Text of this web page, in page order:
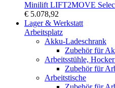
Minilift LIFT2MOVE
€ 5.078,92
Lager & Werkstatt
Arbeitsplatz
Akku-Ladeschrank
Zubehör für
Arbeitsstühle,
Zubehör für
Arbeitstische